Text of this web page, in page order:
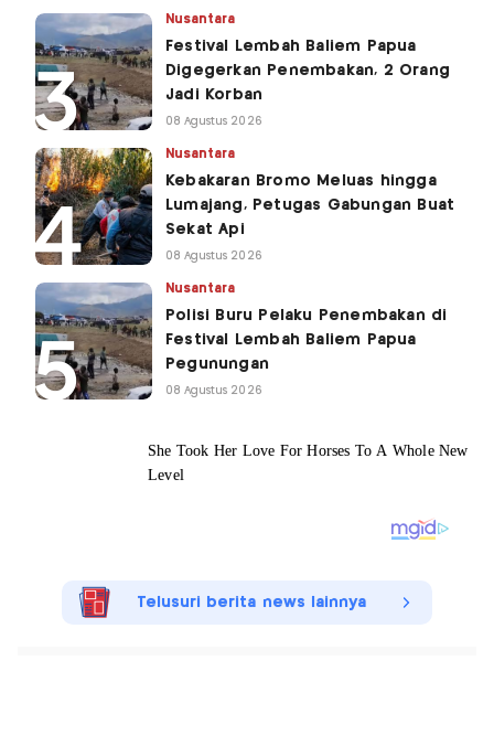
Nusantara
Festival Lembah Baliem Papua
Digegerkan Penembakan, 2 Orang
Jadi Korban
08 Agustus 2026
Nusantara
Kebakaran Bromo Meluas hingga
Lumajang, Petugas Gabungan Buat
Sekat Api
08 Agustus 2026
Nusantara
Polisi Buru Pelaku Penembakan di
Festival Lembah Baliem Papua
Pegunungan
08 Agustus 2026
Telusuri berita news lainnya